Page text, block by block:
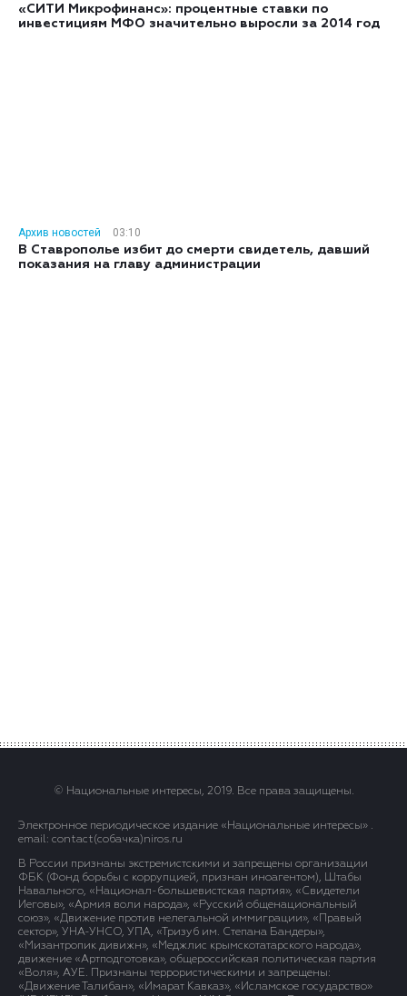
«СИТИ Микрофинанс»: процентные ставки по
инвестициям МФО значительно выросли за 2014 год
Архив новостей
03:10
В Ставрополье избит до смерти свидетель, давший
показания на главу администрации
© Национальные интересы, 2019. Все права защищены.
Электронное периодическое издание «Национальные интересы» .
email: contact(сoбaчка)niros.ru
В России признаны экстремистскими и запрещены организации
ФБК (Фонд борьбы с коррупцией, признан иноагентом), Штабы
Навального, «Национал-большевистская партия», «Свидетели
Иеговы», «Армия воли народа», «Русский общенациональный
союз», «Движение против нелегальной иммиграции», «Правый
сектор», УНА-УНСО, УПА, «Тризуб им. Степана Бандеры»,
«Мизантропик дивижн», «Меджлис крымскотатарского народа»,
движение «Артподготовка», общероссийская политическая партия
«Воля», АУЕ. Признаны террористическими и запрещены:
«Движение Талибан», «Имарат Кавказ», «Исламское государство»